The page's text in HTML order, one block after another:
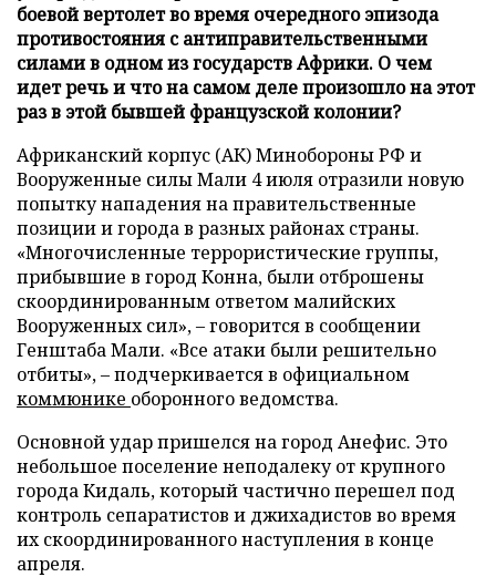
боевой вертолет во время очередного эпизода
противостояния с антиправительственными
силами в одном из государств Африки. О чем
идет речь и что на самом деле произошло на этот
раз в этой бывшей французской колонии?
Африканский корпус (АК) Минобороны РФ и
Вооруженные силы Мали 4 июля отразили новую
попытку нападения на правительственные
позиции и города в разных районах страны.
«Многочисленные террористические группы,
прибывшие в город Конна, были отброшены
скоординированным ответом малийских
Вооруженных сил», – говорится в сообщении
Генштаба Мали. «Все атаки были решительно
отбиты», – подчеркивается в официальном
коммюнике оборонного ведомства.
Основной удар пришелся на город Анефис. Это
небольшое поселение неподалеку от крупного
города Кидаль, который частично перешел под
контроль сепаратистов и джихадистов во время
их скоординированного наступления в конце
апреля.